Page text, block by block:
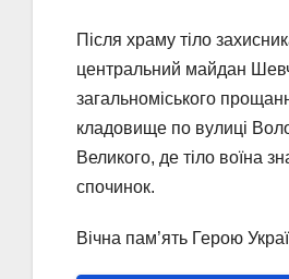
Після храму тіло
центральний майдан
загальноміського
кладовище по вулиці
Великого, де тіло воїна
спочинок.
Вічна пам’ять Герою